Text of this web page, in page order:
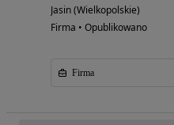
Jasin (Wielkopolskie)
Firma • Opublikowano
Firma